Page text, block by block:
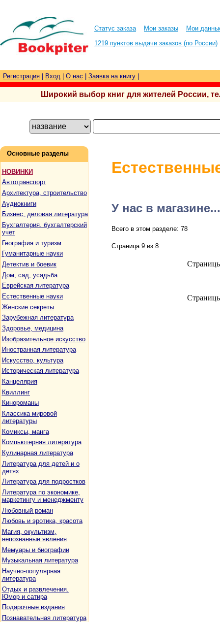
Статус заказа Мои заказы
Мои
1219 пунктов выдачи заказов (по России)
Регистрация Вход О нас Заявка на книгу
Широкий выбор книг для жителей России,
Основные разделы
НОВИНКИ
Автотранспорт
Архитектура, строительство
Аудиокниги
Бизнес, деловая литература
Бухгалтерия, бухгалтерский
учет
География и туризм
Гуманитарные науки
Детектив и боевик
Дом, сад, усадьба
Еврейская литература
Естественные науки
Женские секреты
Зарубежная литература
Здоровье, медицина
Изобразительное искусство
Иностранная литература
Искусство, культура
Историческая литература
Канцелярия
Квиллинг
Кинороманы
Классика мировой
литературы
Комиксы, манга
Компьютерная литература
Кулинарная литература
Литература для детей и о
детях
Литература для подростков
Литература по экономике,
маркетингу и менеджменту
Любовный роман
Любовь и эротика, красота
Магия, окультизм,
непознанные явления
Мемуары и биографии
Музыкальная литература
Научно-популярная
литература
Отдых и развлечения.
Юмор и сатира
Подарочные издания
Познавательная литература
У нас в магазине...
Всего в этом разделе: 78
Страница 9 из 8